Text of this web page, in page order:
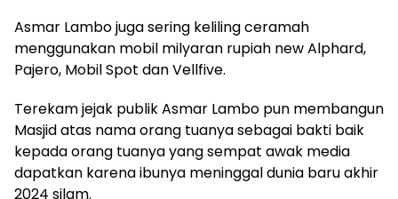
Asmar Lambo juga sering keliling ceramah
menggunakan mobil milyaran rupiah new Alphard,
Pajero, Mobil Spot dan Vellfive.
Terekam jejak publik Asmar Lambo pun membangun
Masjid atas nama orang tuanya sebagai bakti baik
kepada orang tuanya yang sempat awak media
dapatkan karena ibunya meninggal dunia baru akhir
2024 silam.